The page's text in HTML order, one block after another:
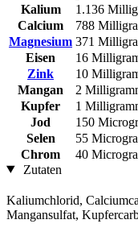
Kalium
1.136
Calcium
788
Magnesium 371
Eisen
16
Zink
10
Mangan
2
Kupfer
1
Jod
150
Selen
55
Chrom
40
Zutaten
Kaliumchlorid,
Mangansulfat,